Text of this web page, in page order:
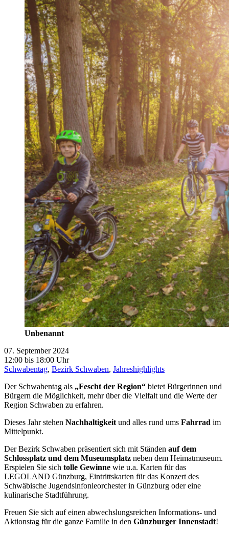
Unbenannt
07. September 2024
12:00 bis 18:00 Uhr
Schwabentag, Bezirk Schwaben, Jahreshighlights
Der Schwabentag als „Fescht der Region“ bietet Bürgerinnen und
Bürgern die Möglichkeit, mehr über die Vielfalt und die Werte der
Region Schwaben zu erfahren.
Dieses Jahr stehen Nachhaltigkeitund alles rund ums Fahrrad im
Mittelpunkt.
Der Bezirk Schwaben präsentiert sich mit Ständen auf dem
Schlossplatz und dem Museumsplatz neben dem Heimatmuseum.
Erspielen Sie sich tolle Gewinne wie u.a. Karten für das
LEGOLAND Günzburg, Eintrittskarten für das Konzert des
Schwäbische Jugendsinfonieorchester in Günzburg oder eine
kulinarische Stadtführung.
Freuen Sie sich auf einen abwechslungsreichen Informations- und
Aktionstag für die ganze Familie in den Günzburger Innenstadt!